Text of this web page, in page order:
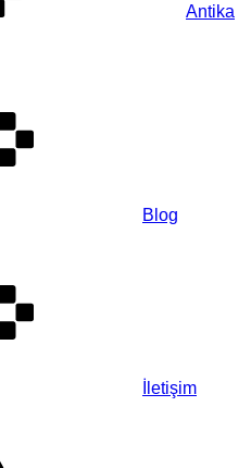
Antika
Blog
İletişim